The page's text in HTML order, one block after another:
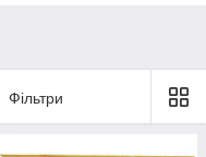
Фільтри